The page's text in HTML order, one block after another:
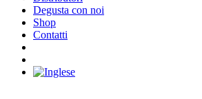
Degusta con noi
Shop
Contatti